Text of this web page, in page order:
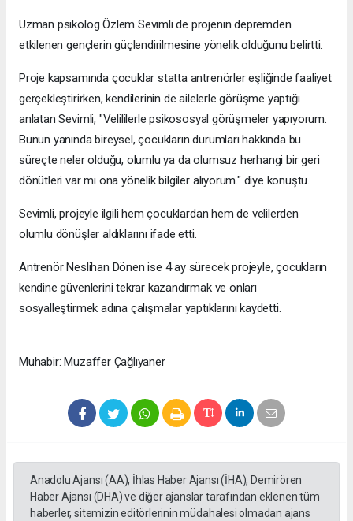
Uzman psikolog Özlem Sevimli de projenin depremden
etkilenen gençlerin güçlendirilmesine yönelik olduğunu belirtti.
Proje kapsamında çocuklar statta antrenörler eşliğinde faaliyet
gerçekleştirirken, kendilerinin de ailelerle görüşme yaptığı
anlatan Sevimli, "Velililerle psikososyal görüşmeler yapıyorum.
Bunun yanında bireysel, çocukların durumları hakkında bu
süreçte neler olduğu, olumlu ya da olumsuz herhangi bir geri
dönütleri var mı ona yönelik bilgiler alıyorum." diye konuştu.
Sevimli, projeyle ilgili hem çocuklardan hem de velilerden
olumlu dönüşler aldıklarını ifade etti.
Antrenör Neslihan Dönen ise 4 ay sürecek projeyle, çocukların
kendine güvenlerini tekrar kazandırmak ve onları
sosyalleştirmek adına çalışmalar yaptıklarını kaydetti.
Muhabir: Muzaffer Çağlıyaner
Anadolu Ajansı (AA), İhlas Haber Ajansı (İHA), Demirören
Haber Ajansı (DHA) ve diğer ajanslar tarafından eklenen tüm
haberler, sitemizin editörlerinin müdahalesi olmadan ajans